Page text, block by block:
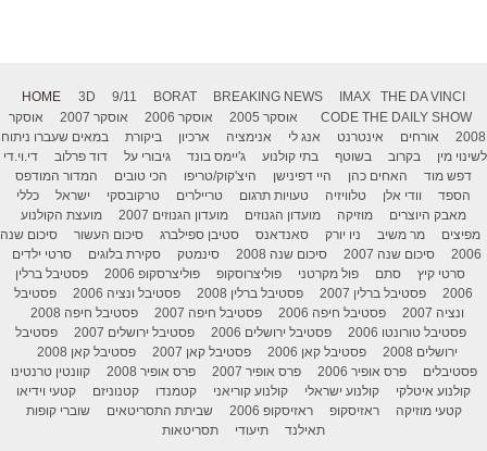
HOME 3D 9/11 BORAT BREAKING NEWS IMAX
THE DA VINCI
CODE THE DAILY SHOW אוסקר 2005 אוסקר 2006 אוסקר 2007
אוסקר
2008
אורחים אינטרנט אנג לי אנימציה ארכיון ביקורת
במאים שעברו ניתוח
לשינוי מין
בקרוב בשוטף בתי קולנוע ג'יימס בונד גיבורי על דוד פרלוב
די.וי.די
דפש מוד
האחים כהן היי דפינישן היצ'קוק/טריפו הכי טובים
המדור המודפס
הספד
וודי אלן טלוויזיה טעויות תרגום טריילרים טרקובסקי ישראל
כללי
מאבק היוצרים
מוזיקה מועדון הגנוזים מועדון הגנוזים 2007
מועצת הקולנוע
מפיצים
מר משיב ניו יורק סאנדאנס סטיבן ספילברג סיכום העשור
סיכום שנה
2006
סיכום שנה 2007 סיכום שנה 2008 סינמטק סקירת בלוגים
סרטי ילדים
סרטי קיץ
סתם פול מקרטני פוליצרוסקופ פוליצרסקופ 2006
פסטיבל ברלין
2006
פסטיבל ברלין 2007 פסטיבל ברלין 2008 פסטיבל ונציה 2006
פסטיבל
ונציה 2007
פסטיבל חיפה 2006 פסטיבל חיפה 2007
פסטיבל חיפה 2008
פסטיבל טורונטו 2006
פסטיבל ירושלים 2006 פסטיבל ירושלים 2007
פסטיבל
ירושלים 2008
פסטיבל קאן 2006 פסטיבל קאן 2007
פסטיבל קאן 2008
פסטיבלים
פרס אופיר 2006 פרס אופיר 2007 פרס אופיר 2008
קוונטין טרנטינו
קולנוע איטלקי
קולנוע ישראלי קולנוע קוריאני קטמנדו קטנוניזם
קטעי וידיאו
קטעי מוזיקה
ראזיסקופ ראזיסקופ 2006 שביתת התסריטאים
שוברי קופות
תאילנד
תיעודי תסריטאות